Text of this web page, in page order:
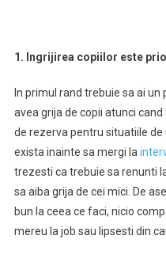
1. Ingrijirea copiilor este
In primul rand trebuie sa ai
avea grija de copii atunci
de rezerva pentru situatiile
exista inainte sa mergi la
trezesti ca trebuie sa renunti
sa aiba grija de cei mici. De
bun la ceea ce faci, nicio
mereu la job sau lipsesti din